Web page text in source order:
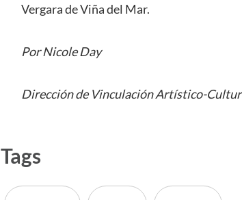
Vergara de Viña del Mar.
Por Nicole Day
Dirección de Vinculación Artístico-
Tags